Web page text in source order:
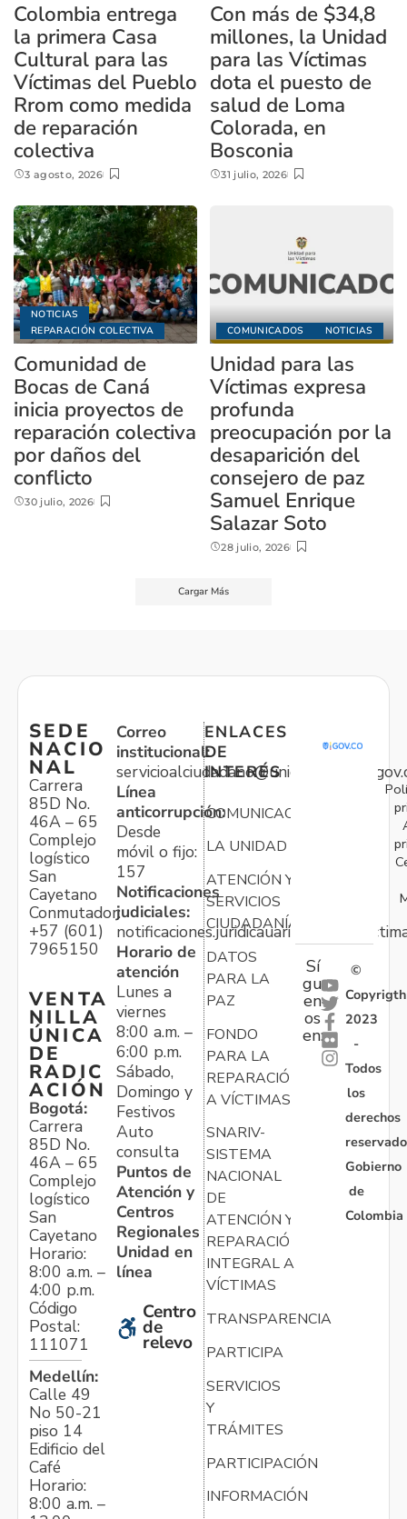
Colombia entrega
la primera Casa
Cultural para las
Víctimas del Pueblo
Rrom como medida
de reparación
colectiva
3 agosto, 2026
Con más de $34,8
millones, la Unidad
para las Víctimas
dota el puesto de
salud de Loma
Colorada, en
Bosconia
31 julio, 2026
NOTICIAS
REPARACIÓN COLECTIVA
Comunidad de
Bocas de Caná
inicia proyectos de
reparación colectiva
por daños del
conflicto
30 julio, 2026
COMUNICADOS NOTICIAS
Unidad para las
Víctimas expresa
profunda
preocupación por la
desaparición del
consejero de paz
Samuel Enrique
Salazar Soto
28 julio, 2026
Cargar Más
SEDE
NACIO
NAL
Carrera
85D No.
46A – 65
Complejo
logístico
San
Cayetano
Conmutador:
+57 (601)
7965150
VENTA
NILLA
ÚNICA
DE
RADIC
ACIÓN
Bogotá:
Carrera
85D No.
46A – 65
Complejo
logístico
San
Cayetano
Horario:
8:00 a.m. –
4:00 p.m.
Código
Postal:
111071
Medellín:
Calle 49
No 50-21
piso 14
Edificio del
Café
Horario:
8:00 a.m. –
Correo
institucional:
Línea
anticorrupción:
Desde
móvil o fijo:
157
Notificaciones
judiciales:
Horario de
atención
Lunes a
viernes
8:00 a.m. –
6:00 p.m.
Sábado,
Domingo y
Festivos
Auto
consulta
Puntos de
Atención y
Centros
Regionales
Unidad en
línea
Centro
de
relevo
ENLACES
DE
INTERÉS
COMUNICACIONES
LA UNIDAD
ATENCIÓN Y
SERVICIOS
CIUDADANÍA
DATOS
PARA LA
PAZ
FONDO
PARA LA
REPARACIÓN
A VÍCTIMAS
SNARIV-
SISTEMA
NACIONAL
DE
ATENCIÓN Y
REPARACIÓN
INTEGRAL A
VÍCTIMAS
TRANSPARENCIA
PARTICIPA
SERVICIOS
Y
TRÁMITES
PARTICIPACIÓN
INFORMACIÓN
Sí
gu
en
os
en:
©
Copyrigth
2023
-
Todos
los
derechos
Gobierno
de
Colombia